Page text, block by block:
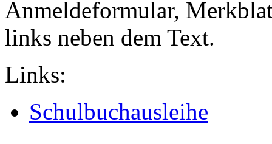
Anmeldeformular,
links neben dem Text.
Links:
Schulbuchausleihe